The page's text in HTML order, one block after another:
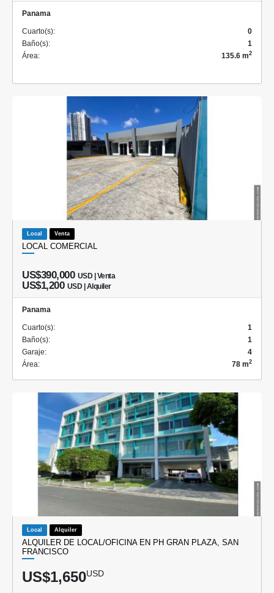
Panama
Cuarto(s):
0
Baño(s):
1
Área:
135.6 m2
Local Venta
LOCAL COMERCIAL
US$390,000 USD | Venta
US$1,200 USD | Alquiler
Panama
Cuarto(s):
1
Baño(s):
1
Garaje:
4
Área:
78 m2
Local Alquiler
ALQUILER DE LOCAL/OFICINA EN PH GRAN PLAZA, SAN
FRANCISCO
US$1,650USD